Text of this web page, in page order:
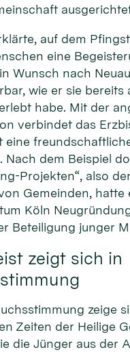
auf dem
eine
Wunsch nach
wie er sie bereits
habe. Mit der
verbindet das
eine
Nach dem Beispiel
Projekten“, also der
Gemeinden, hatte
Köln
Beteiligung junger
zeigt sich in
zeige
Zeiten der Heilige
die Jünger aus der